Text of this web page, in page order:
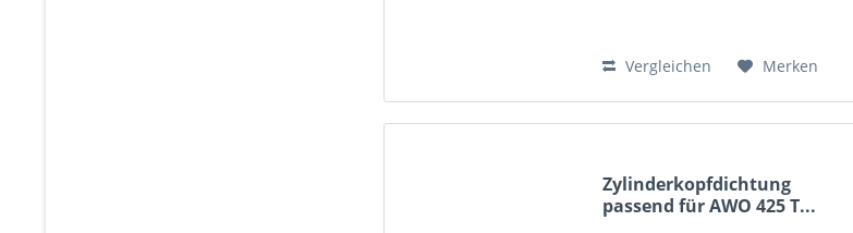
Vergleichen Merken
Zylinderkopfdichtung
passend für AWO 425 T...